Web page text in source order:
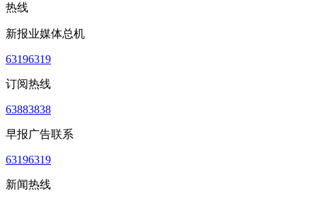
热线
新报业媒体总机
63196319
订阅热线
63883838
早报广告联系
63196319
新闻热线